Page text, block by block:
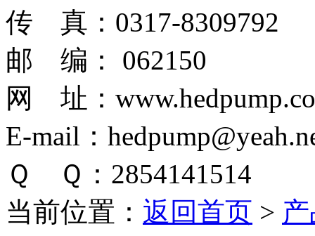
传 真：0317-8309792
邮 编： 062150
网 址：
E-mail：
Ｑ Ｑ：2854141514
当前位置： 返回首页 >